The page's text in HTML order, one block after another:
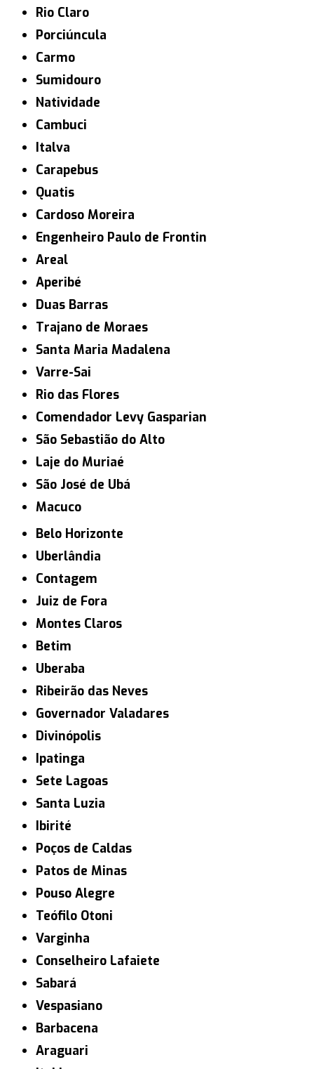
Rio Claro
Porciúncula
Carmo
Sumidouro
Natividade
Cambuci
Italva
Carapebus
Quatis
Cardoso Moreira
Engenheiro Paulo de Frontin
Areal
Aperibé
Duas Barras
Trajano de Moraes
Santa Maria Madalena
Varre-Sai
Rio das Flores
Comendador Levy Gasparian
São Sebastião do Alto
Laje do Muriaé
São José de Ubá
Macuco
Belo Horizonte
Uberlândia
Contagem
Juiz de Fora
Montes Claros
Betim
Uberaba
Ribeirão das Neves
Governador Valadares
Divinópolis
Ipatinga
Sete Lagoas
Santa Luzia
Ibirité
Poços de Caldas
Patos de Minas
Pouso Alegre
Teófilo Otoni
Varginha
Conselheiro Lafaiete
Sabará
Vespasiano
Barbacena
Araguari